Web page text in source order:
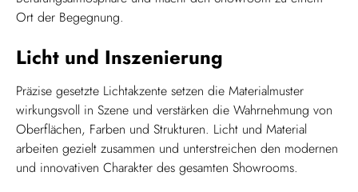
Ort der Begegnung.
Licht und Inszenierung
Präzise gesetzte Lichtakzente setzen die Materialmuster
wirkungsvoll in Szene und verstärken die Wahrnehmung von
Oberflächen, Farben und Strukturen. Licht und Material
arbeiten gezielt zusammen und unterstreichen den modernen
und innovativen Charakter des gesamten Showrooms.